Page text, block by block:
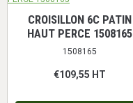
CROISILLON 6C PATIN
HAUT PERCE 1508165
1508165
€109,55 HT